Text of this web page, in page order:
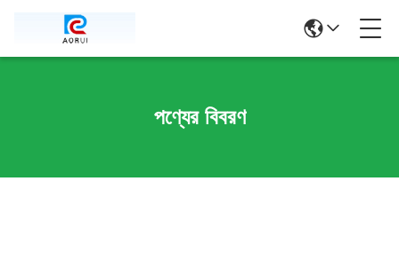
পণ্যের বিবরণ